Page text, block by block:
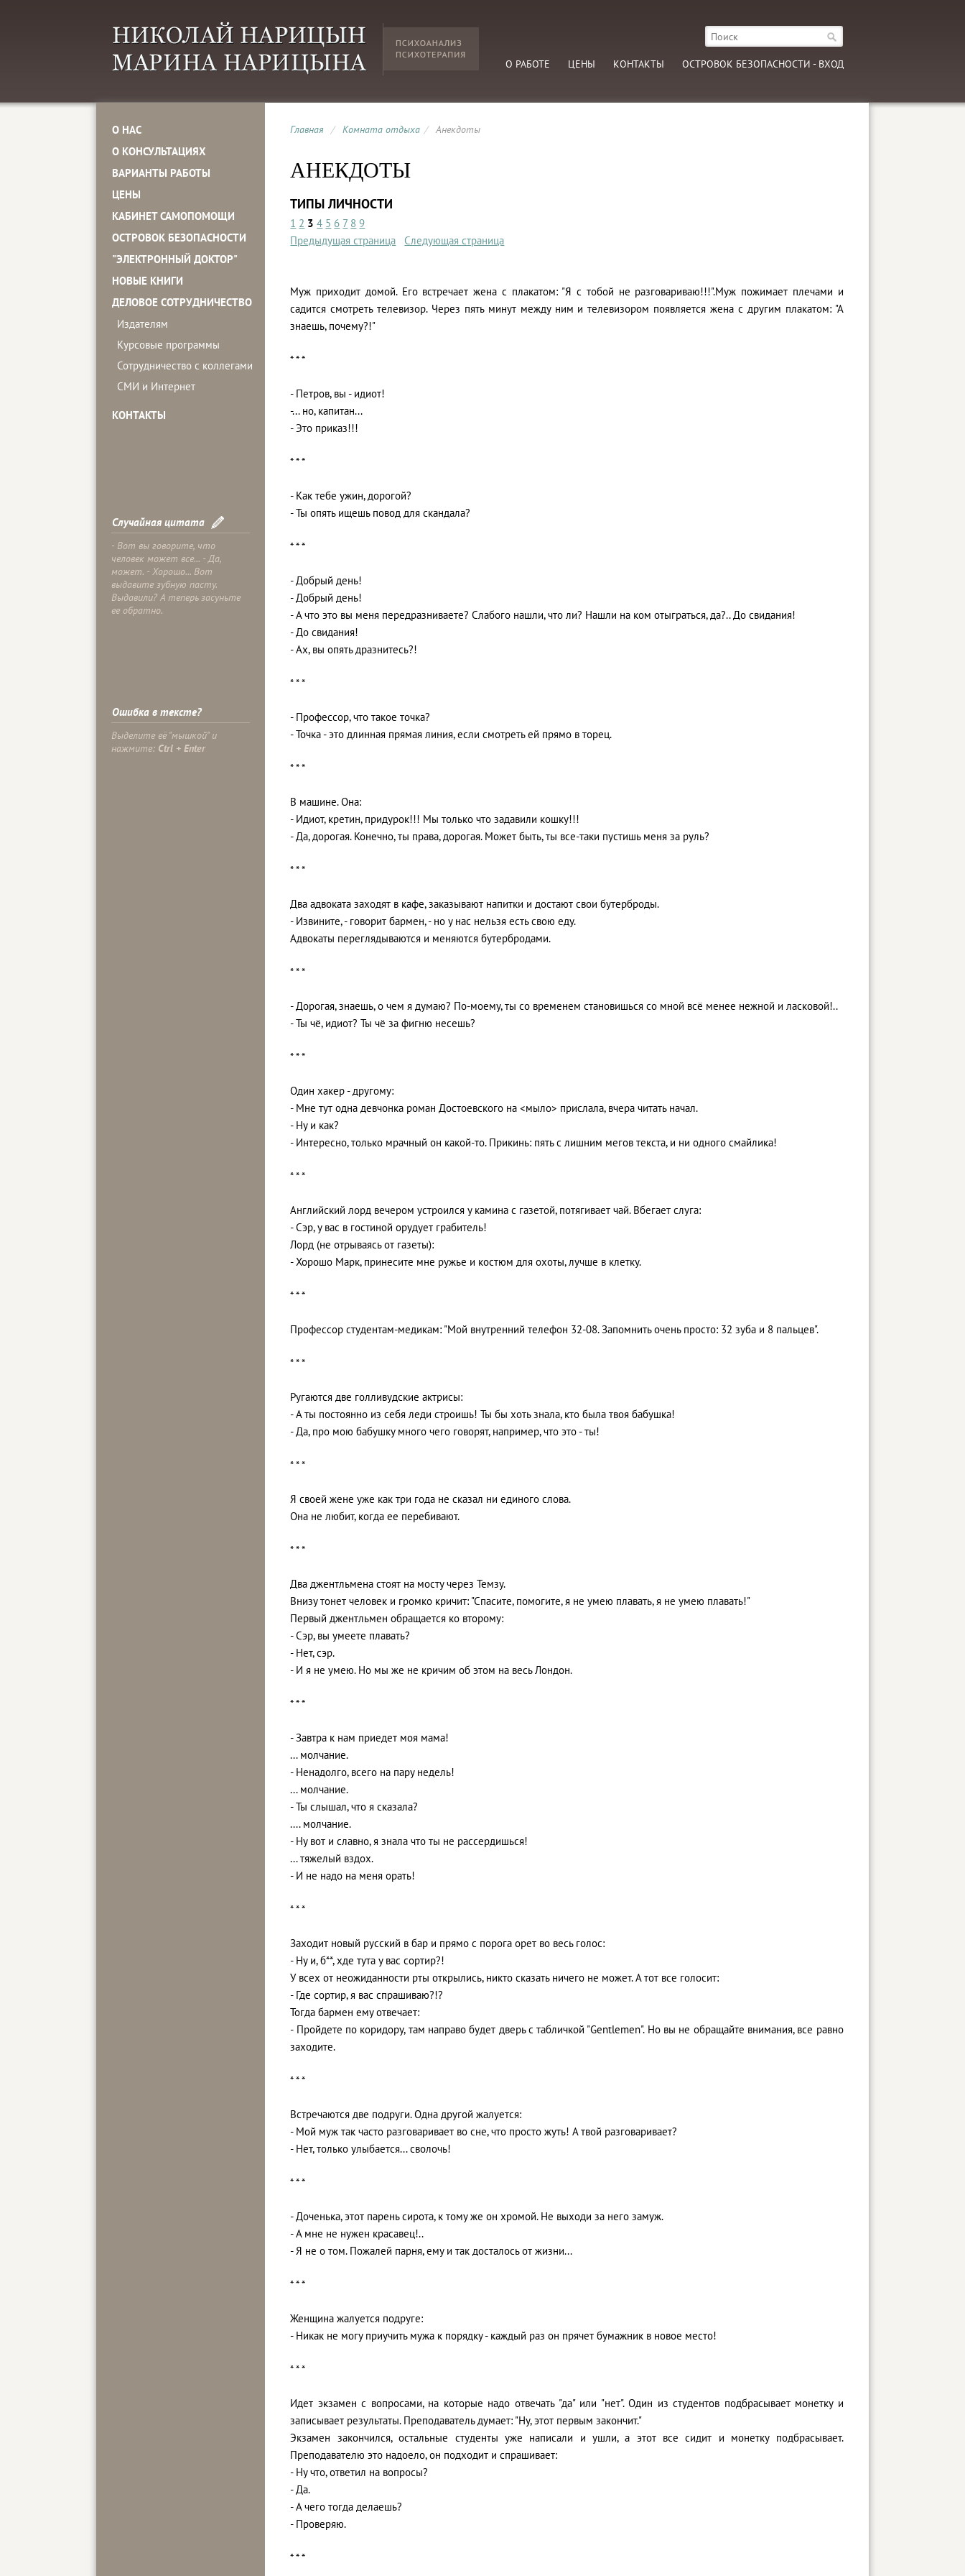
О РАБОТЕ ЦЕНЫ КОНТАКТЫ ОСТРОВОК БЕЗОПАСНОСТИ - ВХОД
О НАС
О КОНСУЛЬТАЦИЯХ
ВАРИАНТЫ РАБОТЫ
ЦЕНЫ
КАБИНЕТ САМОПОМОЩИ
ОСТРОВОК БЕЗОПАСНОСТИ
"ЭЛЕКТРОННЫЙ ДОКТОР"
НОВЫЕ КНИГИ
ДЕЛОВОЕ СОТРУДНИЧЕСТВО
Издателям
Курсовые программы
Сотрудничество с коллегами
СМИ и Интернет
КОНТАКТЫ
Случайная цитата
- Вот вы говорите, что
человек может все... - Да,
может. - Хорошо... Вот
выдавите зубную пасту.
Выдавили? А теперь засуньте
ее обратно.
Ошибка в тексте?
Выделите её "мышкой" и
нажмите: Ctrl + Enter
Главная / Комната отдыха / Анекдоты
АНЕКДОТЫ
ТИПЫ ЛИЧНОСТИ
1 2 3 4 5 6 7 8 9
Предыдущая страница
Следующая страница
Муж приходит домой. Его встречает жена с плакатом: "Я с тобой не разговариваю!!!".Муж пожимает плечами и
садится смотреть телевизор. Через пять минут между ним и телевизором появляется жена с другим плакатом: "А
знаешь, почему?!"
* * *
- Петров, вы - идиот!
-... но, капитан...
- Это приказ!!!
* * *
- Как тебе ужин, дорогой?
- Ты опять ищешь повод для скандала?
* * *
- Добрый день!
- Добрый день!
- А что это вы меня передразниваете? Слабого нашли, что ли? Нашли на ком отыграться, да?.. До свидания!
- До свидания!
- Ах, вы опять дразнитесь?!
* * *
- Профессор, что такое точка?
- Точка - это длинная прямая линия, если смотреть ей прямо в торец.
* * *
В машине. Она:
- Идиот, кретин, придурок!!! Мы только что задавили кошку!!!
- Да, дорогая. Конечно, ты права, дорогая. Может быть, ты все-таки пустишь меня за руль?
* * *
Два адвоката заходят в кафе, заказывают напитки и достают свои бутерброды.
- Извините, - говорит бармен, - но у нас нельзя есть свою еду.
Адвокаты переглядываются и меняются бутербродами.
* * *
- Дорогая, знаешь, о чем я думаю? По-моему, ты со временем становишься со мной всё менее нежной и ласковой!..
- Ты чё, идиот? Ты чё за фигню несешь?
* * *
Один хакер - другому:
- Мне тут одна девчонка роман Достоевского на <мыло> прислала, вчера читать начал.
- Ну и как?
- Интересно, только мрачный он какой-то. Прикинь: пять с лишним мегов текста, и ни одного смайлика!
* * *
Английский лоpд вечеpом устpоился у камина с газетой, потягивает чай. Вбегает слуга:
- Сэp, у вас в гостиной оpудует гpабитель!
Лорд (не отpываясь от газеты):
- Хоpошо Маpк, пpинесите мне pужье и костюм для охоты, лучше в клетку.
* * *
Профессор студентам-медикам: "Мой внутренний телефон 32-08. Запомнить очень просто: 32 зуба и 8 пальцев".
* * *
Ругаются две голливудские актрисы:
- А ты постоянно из себя леди строишь! Ты бы хоть знала, кто была твоя бабушка!
- Да, про мою бабушку много чего говорят, например, что это - ты!
* * *
Я своей жене уже как три года не сказал ни единого слова.
Она не любит, когда ее перебивают.
* * *
Два джентльмена стоят на мосту через Темзу.
Внизу тонет человек и громко кричит: "Спасите, помогите, я не умею плавать, я не умею плавать!"
Первый джентльмен обращается ко второму:
- Сэр, вы умеете плавать?
- Нет, сэр.
- И я не умею. Но мы же не кричим об этом на весь Лондон.
* * *
- Завтра к нам приедет моя мама!
... молчание.
- Ненадолго, всего на пару недель!
... молчание.
- Ты слышал, что я сказала?
.... молчание.
- Ну вот и славно, я знала что ты не рассердишься!
... тяжeлый вздох.
- И не надо на меня орать!
* * *
Заходит новый русский в бар и прямо с порога орет во весь голос:
- Ну и, б**, хде тута у вас сортир?!
У всех от неожиданности рты открылись, никто сказать ничего не может. А тот все голосит:
- Где сортир, я вас спрашиваю?!?
Тогда бармен ему отвечает:
- Пройдете по коридору, там направо будет дверь с табличкой "Gentlemen". Но вы не обращайте внимания, все равно
заходите.
* * *
Встречаются две подруги. Одна другой жалуется:
- Мой муж так часто разговаривает во сне, что просто жуть! А твой разговаривает?
- Нет, только улыбается... сволочь!
* * *
- Доченька, этот парень сирота, к тому же он хромой. Не выходи за него замуж.
- А мне не нужен красавец!..
- Я не о том. Пожалей парня, ему и так досталось от жизни...
* * *
Женщина жалуется подруге:
- Никак не могу приучить мужа к порядку - каждый раз он прячет бумажник в новое место!
* * *
Идет экзамен с вопросами, на которые надо отвечать "да" или "нет". Один из студентов подбрасывает монетку и
записывает результаты. Преподаватель думает: "Ну, этот первым закончит."
Экзамен закончился, остальные студенты уже написали и ушли, а этот все сидит и монетку подбрасывает.
Преподавателю это надоело, он подходит и спрашивает:
- Ну что, ответил на вопросы?
- Да.
- А чего тогда делаешь?
- Проверяю.
* * *